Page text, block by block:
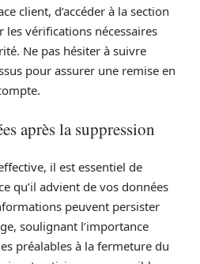
client, d’accéder à la section
les vérifications nécessaires
Ne pas hésiter à suivre
pour assurer une remise en
après la suppression
il est essentiel de
qu’il advient de vos données
peuvent persister
soulignant l’importance
préalables à la fermeture du